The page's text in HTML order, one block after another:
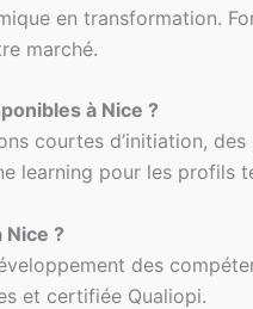
en transformation.
marché.
à Nice ?
courtes d’initiation,
learning pour les profils
?
des
et certifiée Qualiopi.